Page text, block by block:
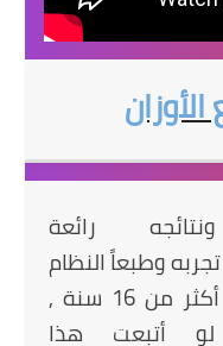
رائعة
وطبعاً النظام
ده للناس العادية لسن أكثر من 16 سنة ,
أتبعت هذا